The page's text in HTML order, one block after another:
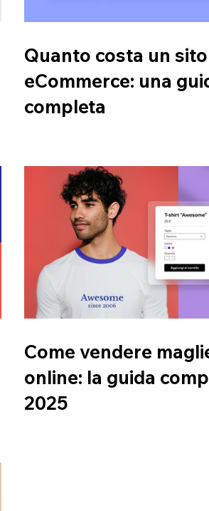
Quanto costa un sito
eCommerce: una
completa
Come vendere
online: la guida
2025